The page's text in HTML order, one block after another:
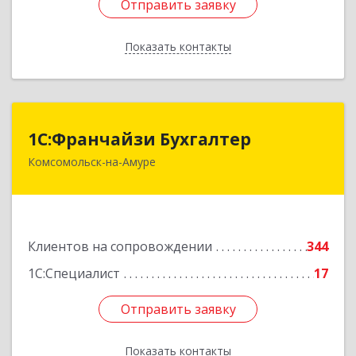
Отправить заявку
Показать контакты
Отправить заявку
Назад
1С:Франчайзи Бухгалтер
Комсомольск-на-Амуре
Клиентов на сопровождении
344
1С:Специалист
17
Отправить заявку
Показать контакты
1С:Франчайзи Бухгалтер
681000, Хабаровский край, Комсомольск-на-
Подробнее
Отправить заявку
Назад